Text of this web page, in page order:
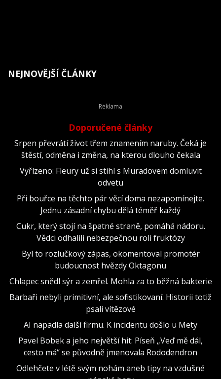
NEJNOVĚJŠÍ ČLÁNKY
Doporučené články
Srpen převrátí život třem znamením naruby. Čeká je
štěstí, odměna i změna, na kterou dlouho čekala
Vyřízeno: Fleury už si stihl s Muradovem domluvit
odvetu
Při bouřce na těchto pár věcí doma nezapomínejte.
Jednu zásadní chybu dělá téměř každý
Cukr, který stojí na špatné straně, pomáhá nádoru.
Vědci odhalili nebezpečnou roli fruktózy
Byl to rozlučkový zápas, okomentoval promotér
budoucnost hvězdy Oktagonu
Chlapec snědl sýr a zemřel. Mohla za to běžná bakterie
Barbaři nebyli primitivní, ale sofistikovaní. Historii totiž
psali vítězové
AI napadla další firmu. K incidentu došlo u Mety
Pavel Bobek a jeho největší hit: Píseň „Veď mě dál,
cesto má“ se původně jmenovala Rododendron
Odlehčete v létě svým nohám aneb tipy na vzdušné